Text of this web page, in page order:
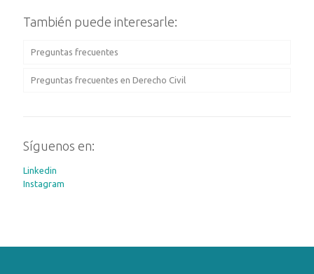
También puede interesarle:
Preguntas frecuentes
Preguntas frecuentes en Derecho Civil
Síguenos en:
Linkedin
Instagram